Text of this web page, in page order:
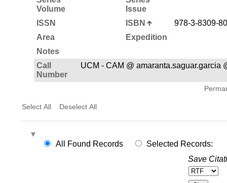
Volume
Issue
ISSN
ISBN
978-3-8309-
Area
Expedition
Notes
Call
Number
UCM - CAM @ amaranta.saguar.garcia
Select All Deselect All
All Found Records
Selected Records:
Save